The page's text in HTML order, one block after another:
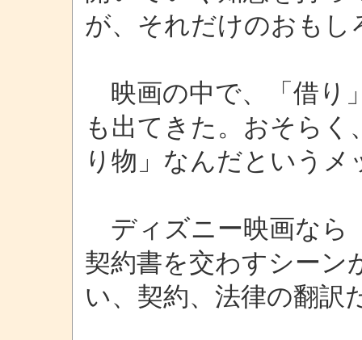
が、それだけのおもし
映画の中で、「借り
も出てきた。おそら
り物」なんだというメ
ディズニー映画なら
契約書を交わすシーン
い、契約、法律の翻訳